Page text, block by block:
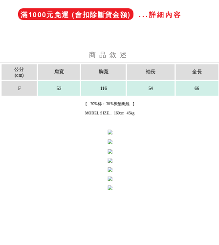
滿1000元免運 (會扣除斷貨金額) ...詳細內容
商品敘述